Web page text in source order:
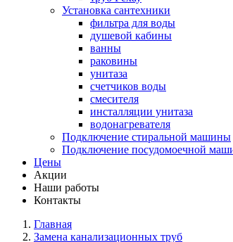
Установка сантехники
фильтра для воды
душевой кабины
ванны
раковины
унитаза
счетчиков воды
смесителя
инсталляции унитаза
водонагревателя
Подключение стиральной машины
Подключение посудомоечной
Цены
Акции
Наши работы
Контакты
Главная
Замена канализационных труб